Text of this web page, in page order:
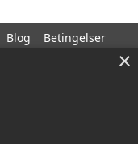
Blog Betingelser
×